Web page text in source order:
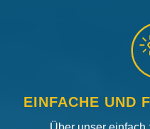
EINFACHE UND